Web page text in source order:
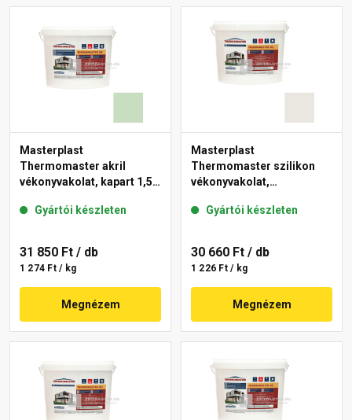
Masterplast
Thermomaster akril
vékonyvakolat, kapart 1,5
Gyártói készleten
31 850 Ft / db
1 274 Ft / kg
Megnézem
Masterplast
Thermomaster szilikon
vékonyvakolat,
45-F 25 kg
Gyártói készleten
30 660 Ft / db
1 226 Ft / kg
Megnézem